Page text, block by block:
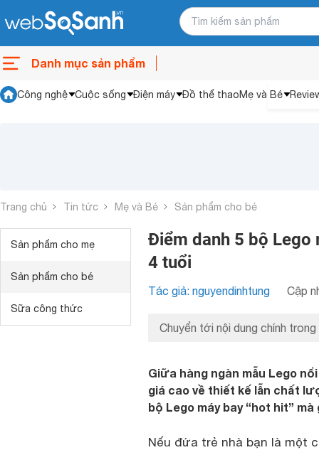
Danh mục sản phẩm
Công nghệ Cuộc sống Điện máy Đồ thể thaoMẹ và Bé
Trang chủ Tin tức Mẹ và Bé Sản phẩm cho bé
Sản phẩm cho mẹ
Sản phẩm cho bé
Sữa công thức
Điểm danh 5 bộ Lego
4 tuổi
Tác giả: nguyendinhtung Cập
Chuyển tới nội dung chính trong
Giữa hàng ngàn mẫu Lego
giá cao về thiết kế lẫn chất
bộ Lego máy bay “hot hit”
Nếu đứa trẻ nhà bạn là một